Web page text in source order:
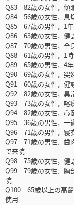
Q83 82歳の女性，傾
Q84 56歳の女性，息
Q85 67歳の男性，1
Q86 63歳の女性，健
Q87 70歳の男性，全
Q88 61歳の男性，1
Q89 65歳の男性，4
Q90 69歳の女性，突
Q91 60歳の女性，健
Q92 82歳の女性，異
Q93 73歳の女性，喀
Q94 82歳の女性，心
Q95 36歳の男性，一
Q96 71歳の男性，寝
Q97 71歳の男性．歯
で来院
Q98 75歳の女性，健
Q99 79歳の女性．胸
院
Q100 65歳以上の高
使用